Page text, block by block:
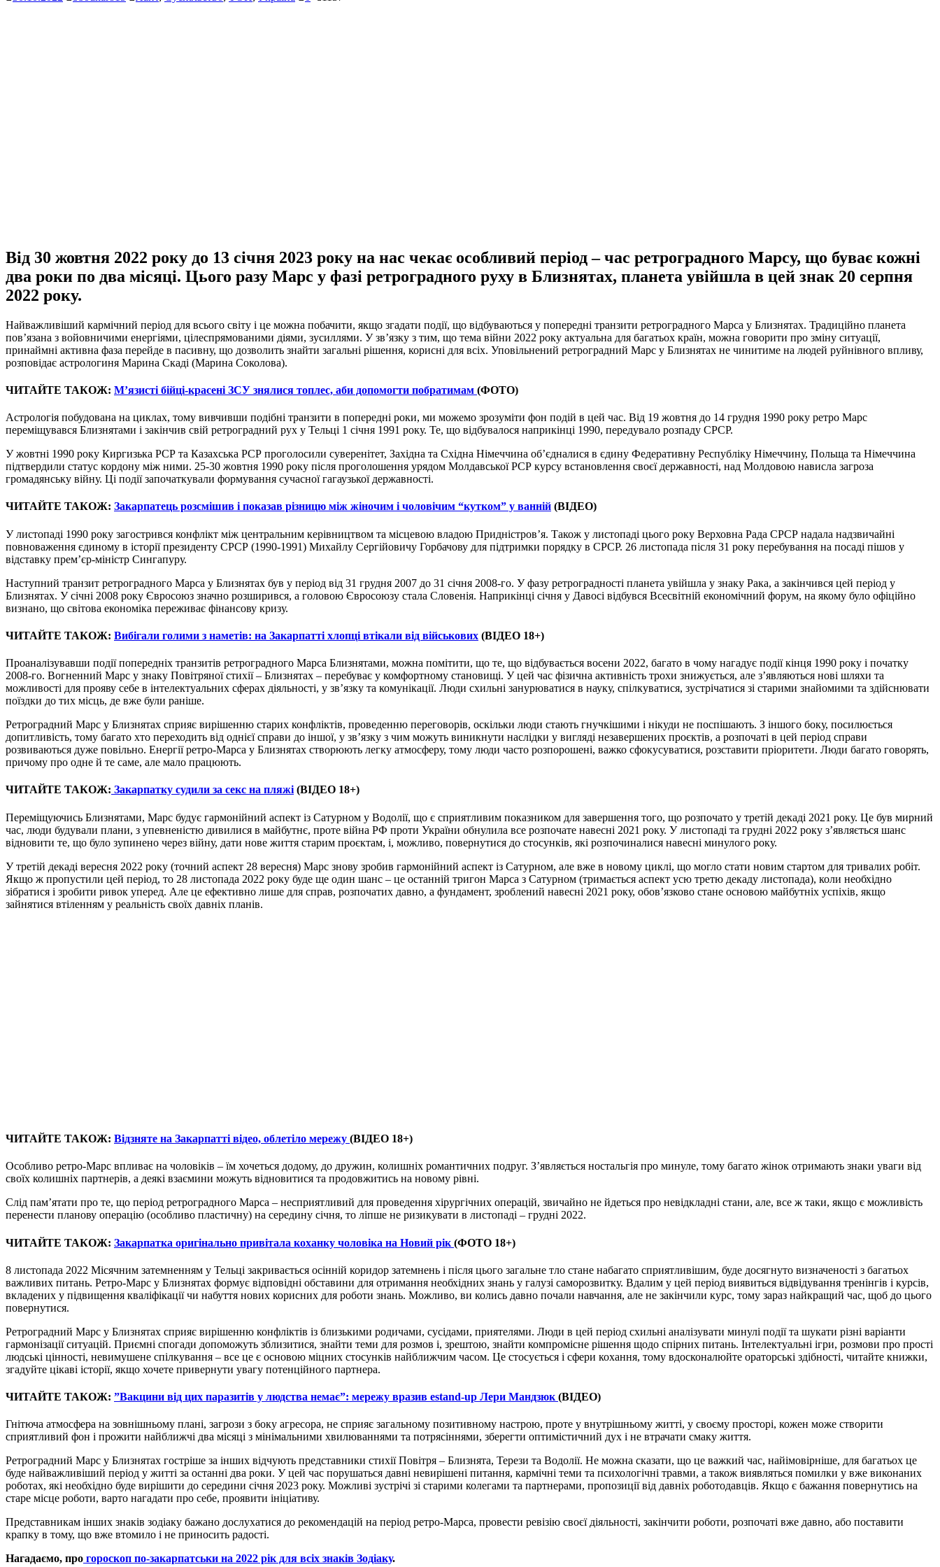
Від 30 жовтня 2022 року до 13 січня 2023 року на нас чекає особливий період – час ретроградного Марсу, що буває кожні
два роки по два місяці. Цього разу Марс у фазі ретроградного руху в Близнятах, планета увійшла в цей знак 20 серпня
2022 року.
Найважливіший кармічний період для всього світу і це можна побачити, якщо згадати події, що відбуваються у попередні транзити ретроградного Марса у Близнятах. Традиційно планета
пов’язана з войовничими енергіями, цілеспрямованими діями, зусиллями. У зв’язку з тим, що тема війни 2022 року актуальна для багатьох країн, можна говорити про зміну ситуації,
принаймні активна фаза перейде в пасивну, що дозволить знайти загальні рішення, корисні для всіх. Уповільнений ретроградний Марс у Близнятах не чинитиме на людей руйнівного впливу,
розповідає астрологиня Марина Скаді (Марина Соколова).
ЧИТАЙТЕ ТАКОЖ: М’язисті бійці-красені ЗСУ знялися топлес, аби допомогти побратимам (ФОТО)
Астрологія побудована на циклах, тому вивчивши подібні транзити в попередні роки, ми можемо зрозуміти фон подій в цей час. Від 19 жовтня до 14 грудня 1990 року ретро Марс
переміщувався Близнятами і закінчив свій ретроградний рух у Тельці 1 січня 1991 року. Те, що відбувалося наприкінці 1990, передувало розпаду СРСР.
У жовтні 1990 року Киргизька РСР та Казахська РСР проголосили суверенітет, Західна та Східна Німеччина об’єдналися в єдину Федеративну Республіку Німеччину, Польща та Німеччина
підтвердили статус кордону між ними. 25-30 жовтня 1990 року після проголошення урядом Молдавської РСР курсу встановлення своєї державності, над Молдовою нависла загроза
громадянську війну. Ці події започаткували формування сучасної гагаузької державності.
ЧИТАЙТЕ ТАКОЖ: Закарпатець розсмішив і показав різницю між жіночим і чоловічим “кутком” у ванній (ВІДЕО)
У листопаді 1990 року загострився конфлікт між центральним керівництвом та місцевою владою Придністров’я. Також у листопаді цього року Верховна Рада СРСР надала надзвичайні
повноваження єдиному в історії президенту СРСР (1990-1991) Михайлу Сергійовичу Горбачову для підтримки порядку в СРСР. 26 листопада після 31 року перебування на посаді пішов у
відставку прем’єр-міністр Сингапуру.
Наступний транзит ретроградного Марса у Близнятах був у період від 31 грудня 2007 до 31 січня 2008-го. У фазу ретроградності планета увійшла у знаку Рака, а закінчився цей період у
Близнятах. У січні 2008 року Євросоюз значно розширився, а головою Євросоюзу стала Словенія. Наприкінці січня у Давосі відбувся Всесвітній економічний форум, на якому було офіційно
визнано, що світова економіка переживає фінансову кризу.
ЧИТАЙТЕ ТАКОЖ: Вибігали голими з наметів: на Закарпатті хлопці втікали від військових (ВІДЕО 18+)
Проаналізувавши події попередніх транзитів ретроградного Марса Близнятами, можна помітити, що те, що відбувається восени 2022, багато в чому нагадує події кінця 1990 року і початку
2008-го. Вогненний Марс у знаку Повітряної стихії – Близнятах – перебуває у комфортному становищі. У цей час фізична активність трохи знижується, але з’являються нові шляхи та
можливості для прояву себе в інтелектуальних сферах діяльності, у зв’язку та комунікації. Люди схильні занурюватися в науку, спілкуватися, зустрічатися зі старими знайомими та здійснювати
поїздки до тих місць, де вже були раніше.
Ретроградний Марс у Близнятах сприяє вирішенню старих конфліктів, проведенню переговорів, оскільки люди стають гнучкішими і нікуди не поспішають. З іншого боку, посилюється
допитливість, тому багато хто переходить від однієї справи до іншої, у зв’язку з чим можуть виникнути наслідки у вигляді незавершених проєктів, а розпочаті в цей період справи
розвиваються дуже повільно. Енергії ретро-Марса у Близнятах створюють легку атмосферу, тому люди часто розпорошені, важко сфокусуватися, розставити пріоритети. Люди багато говорять,
причому про одне й те саме, але мало працюють.
ЧИТАЙТЕ ТАКОЖ: Закарпатку судили за секс на пляжі(ВІДЕО 18+)
Переміщуючись Близнятами, Марс будує гармонійний аспект із Сатурном у Водолії, що є сприятливим показником для завершення того, що розпочато у третій декаді 2021 року. Це був мирний
час, люди будували плани, з упевненістю дивилися в майбутнє, проте війна РФ проти України обнулила все розпочате навесні 2021 року. У листопаді та грудні 2022 року з’являється шанс
відновити те, що було зупинено через війну, дати нове життя старим проєктам, і, можливо, повернутися до стосунків, які розпочиналися навесні минулого року.
У третій декаді вересня 2022 року (точний аспект 28 вересня) Марс знову зробив гармонійний аспект із Сатурном, але вже в новому циклі, що могло стати новим стартом для тривалих робіт.
Якщо ж пропустили цей період, то 28 листопада 2022 року буде ще один шанс – це останній тригон Марса з Сатурном (тримається аспект усю третю декаду листопада), коли необхідно
зібратися і зробити ривок уперед. Але це ефективно лише для справ, розпочатих давно, а фундамент, зроблений навесні 2021 року, обов’язково стане основою майбутніх успіхів, якщо
зайнятися втіленням у реальність своїх давніх планів.
ЧИТАЙТЕ ТАКОЖ: Відзняте на Закарпатті відео, облетіло мережу (ВІДЕО 18+)
Особливо ретро-Марс впливає на чоловіків – їм хочеться додому, до дружин, колишніх романтичних подруг. З’являється ностальгія про минуле, тому багато жінок отримають знаки уваги від
своїх колишніх партнерів, а деякі взаємини можуть відновитися та продовжитись на новому рівні.
Слід пам’ятати про те, що період ретроградного Марса – несприятливий для проведення хірургічних операцій, звичайно не йдеться про невідкладні стани, але, все ж таки, якщо є можливість
перенести планову операцію (особливо пластичну) на середину січня, то ліпше не ризикувати в листопаді – грудні 2022.
ЧИТАЙТЕ ТАКОЖ: Закарпатка оригінально привітала коханку чоловіка на Новий рік (ФОТО 18+)
8 листопада 2022 Місячним затемненням у Тельці закривається осінній коридор затемнень і після цього загальне тло стане набагато сприятливішим, буде досягнуто визначеності з багатьох
важливих питань. Ретро-Марс у Близнятах формує відповідні обставини для отримання необхідних знань у галузі саморозвитку. Вдалим у цей період виявиться відвідування тренінгів і курсів,
вкладених у підвищення кваліфікації чи набуття нових корисних для роботи знань. Можливо, ви колись давно почали навчання, але не закінчили курс, тому зараз найкращий час, щоб до цього
повернутися.
Ретроградний Марс у Близнятах сприяє вирішенню конфліктів із близькими родичами, сусідами, приятелями. Люди в цей період схильні аналізувати минулі події та шукати різні варіанти
гармонізації ситуацій. Приємні спогади допоможуть зблизитися, знайти теми для розмов і, зрештою, знайти компромісне рішення щодо спірних питань. Інтелектуальні ігри, розмови про прості
людські цінності, невимушене спілкування – все це є основою міцних стосунків найближчим часом. Це стосується і сфери кохання, тому вдосконалюйте ораторські здібності, читайте книжки,
згадуйте цікаві історії, якщо хочете привернути увагу потенційного партнера.
ЧИТАЙТЕ ТАКОЖ: ”Вакцини від цих паразитів у людства немає”: мережу вразив еstand-up Лери Мандзюк (ВІДЕО)
Гнітюча атмосфера на зовнішньому плані, загрози з боку агресора, не сприяє загальному позитивному настрою, проте у внутрішньому житті, у своєму просторі, кожен може створити
сприятливий фон і прожити найближчі два місяці з мінімальними хвилюваннями та потрясіннями, зберегти оптимістичний дух і не втрачати смаку життя.
Ретроградний Марс у Близнятах гостріше за інших відчують представники стихії Повітря – Близнята, Терези та Водолії. Не можна сказати, що це важкий час, найімовірніше, для багатьох це
буде найважливіший період у житті за останні два роки. У цей час порушаться давні невирішені питання, кармічні теми та психологічні травми, а також виявляться помилки у вже виконаних
роботах, які необхідно буде вирішити до середини січня 2023 року. Можливі зустрічі зі старими колегами та партнерами, пропозиції від давніх роботодавців. Якщо є бажання повернутись на
старе місце роботи, варто нагадати про себе, проявити ініціативу.
Представникам інших знаків зодіаку бажано дослухатися до рекомендацій на період ретро-Марса, провести ревізію своєї діяльності, закінчити роботи, розпочаті вже давно, або поставити
крапку в тому, що вже втомило і не приносить радості.
Нагадаємо, про гороскоп по-закарпатськи на 2022 рік для всіх знаків Зодіаку.